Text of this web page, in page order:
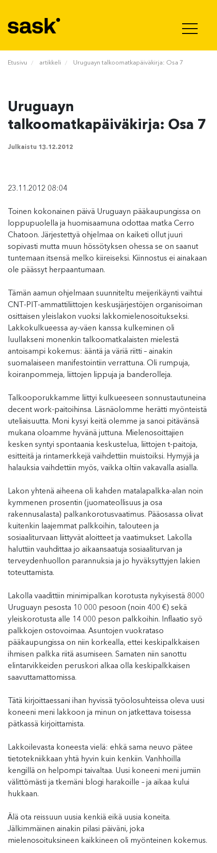
Etusivu artikkeli Uruguayn talkoomatkapäiväkirja: Osa 7
Uruguayn
talkoomatkapäiväkirja: Osa 7
Julkaistu 13.12.2012
23.11.2012 08:04
Toinen kokonainen päivä Uruguayn pääkaupungissa on
loppupuolella ja huomisaamuna odottaa matka Cerro
Chatoon. Järjestettyä ohjelmaa on kaiketi ollut juuri
sopivasti mutta muun hössötyksen ohessa se on saanut
tuntemaan itsensä melko kiireiseksi. Kiinnostus ei ainakaan
ole päässyt herpaantumaan.
Tämän aamun ohjelmaan suunniteltu meijerikäynti vaihtui
CNT-PIT-ammattiliittojen keskusjärjestöjen organisoiman
osittaisen yleislakon vuoksi lakkomielenosoitukseksi.
Lakkokulkueessa ay-väen kanssa kulkeminen oli
luullakseni monenkin talkoomatkalaisten mielestä
antoisampi kokemus: ääntä ja väriä riitti – ainakin
suomalaiseen manifestointiin verrattuna. Oli rumpuja,
koiranpommeja, liittojen lippuja ja banderolleja.
Talkooporukkamme liittyi kulkueeseen sonnustautuneina
decent work-paitoihinsa. Läsnäolomme herätti myönteistä
uteliaisuutta. Moni kysyi keitä olemme ja sanoi pitävänsä
mukana oloamme hyvänä juttuna. Mielenosoittajien
kesken syntyi spontaania keskustelua, liittojen t-paitoja,
esitteitä ja rintamerkkejä vaihdettiin muistoiksi. Hymyjä ja
halauksia vaihdettiin myös, vaikka oltiin vakavalla asialla.
Lakon yhtenä aiheena oli kahden matalapalkka-alan noin
kymmenen prosentin (juomateollisuus ja osa
rakennusalasta) palkankorotusvaatimus. Pääosassa olivat
kuitenkin laajemmat palkkoihin, talouteen ja
sosiaaliturvaan liittyvät aloitteet ja vaatimukset. Lakolla
haluttiin vauhdittaa jo aikaansaatuja sosiaaliturvan ja
terveydenhuollon parannuksia ja jo hyväksyttyjen lakien
toteuttamista.
Lakolla vaadittiin minimipalkan korotusta nykyisestä 8000
Uruguayn pesosta 10 000 pesoon (noin 400 €) sekä
yleiskorotusta alle 14 000 peson palkkoihin. Inflaatio syö
palkkojen ostovoimaa. Asuntojen vuokrataso
pääkaupungissa on niin korkealla, ettei keskipalkkaisen
ihmisen palkka riitä asumiseen. Samaten niin sanottu
elintarvikkeiden peruskori alkaa olla keskipalkkaisen
saavuttamattomissa.
Tätä kirjoittaessani ihan hyvissä työolosuhteissa oleva uusi
koneeni meni lakkoon ja minun on jatkettava toisessa
pätkassä kirjoittamista.
Lakkoilevasta koneesta vielä: ehkä sama neuvo pätee
tietotekniikkaan yhtä hyvin kuin kenkiin. Vanhhoilla
kengillä on helpompi taivaltaa. Uusi koneeni meni jumiin
välittömästi ja tkemäni blogi harakoille – ja aikaa kului
hukkaan.
Älä ota reissuun uusia kenkiä eikä uusia koneita.
Jälkimmäinen ainakin pilasi päiväni, joka
mielenosoituksineen kaikkineen oli myönteinen kokemus.